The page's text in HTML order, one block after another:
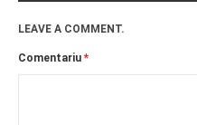
LEAVE A COMMENT.
Comentariu *